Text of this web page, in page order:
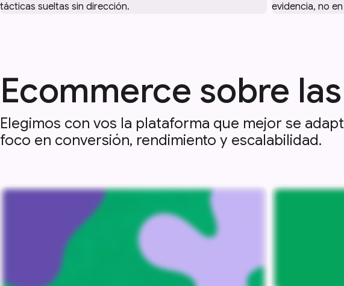
tácticas sueltas sin dirección.
evidencia, no
Ecommerce sobre
Elegimos con vos la plataforma que mejor se
foco en conversión, rendimiento y escalabilidad.